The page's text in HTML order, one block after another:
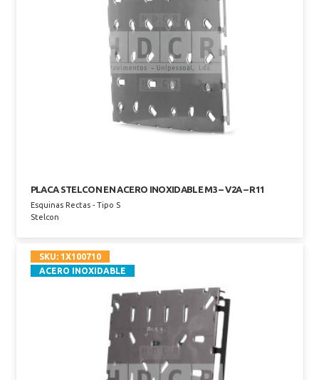
PLACA STELCON EN ACERO INOXIDABLE M3 – V2A – R11
Esquinas Rectas - Tipo S
Stelcon
SKU: 1X100710
ACERO INOXIDABLE